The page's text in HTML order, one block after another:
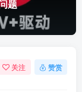
题
关注 赞赏